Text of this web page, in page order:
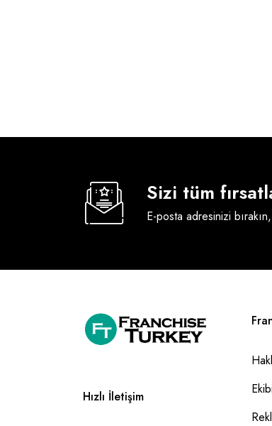
Sizi tüm
E-posta adresinizi
Hızlı İletişim